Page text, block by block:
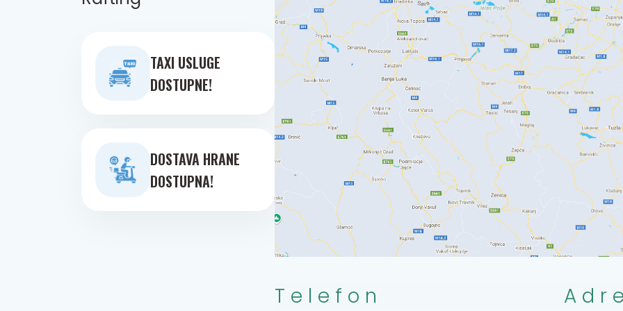
TAXI USLUGE
DOSTUPNE!
DOSTAVA HRANE
DOSTUPNA!
Telefon